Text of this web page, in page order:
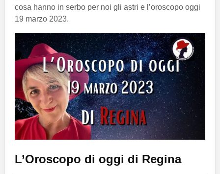
cosa hanno in serbo per noi gli astri e l’oroscopo oggi
19 marzo 2023.
L’Oroscopo di oggi di Regina